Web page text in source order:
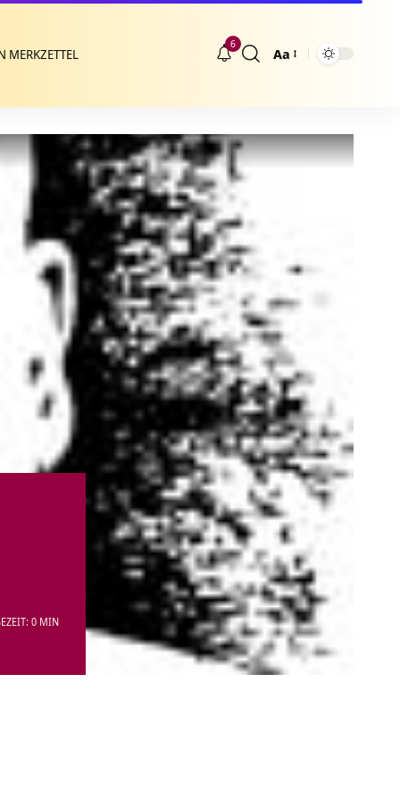
MERKZETTEL
6
Größenänderung
Aa
0 MIN